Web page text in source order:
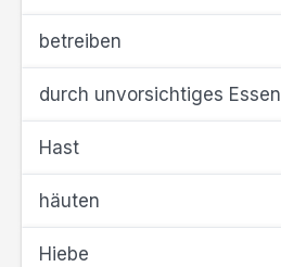
betreiben
durch unvorsichtiges Essen
Hast
häuten
Hiebe